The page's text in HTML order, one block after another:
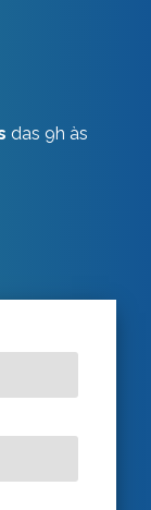
das 9h às